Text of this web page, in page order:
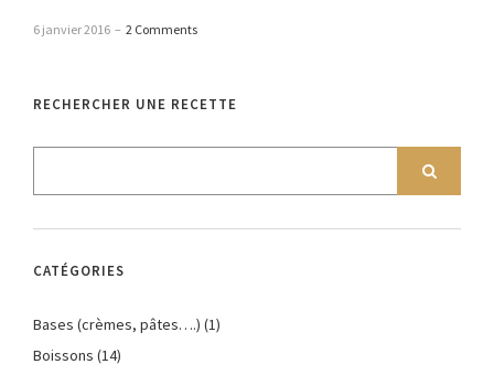
6 janvier 2016 – 2 Comments
RECHERCHER UNE RECETTE
CATÉGORIES
Bases (crèmes, pâtes….) (1)
Boissons (14)